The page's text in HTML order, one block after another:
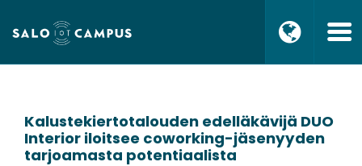
Kalustekiertotalouden edelläkävijä DUO
Interior iloitsee coworking-jäsenyyden
tarjoamasta potentiaalista